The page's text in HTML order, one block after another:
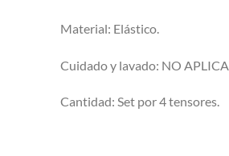
Material: Elástico.
Cuidado y lavado: NO APLICA.
Cantidad: Set por 4 tensores.